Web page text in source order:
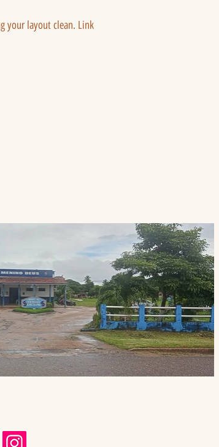
your layout clean. Link